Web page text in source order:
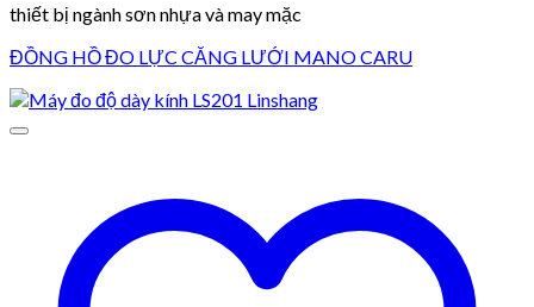
thiết bị ngành sơn nhựa và may mặc
ĐỒNG HỒ ĐO LỰC CĂNG LƯỚI MANO CARU